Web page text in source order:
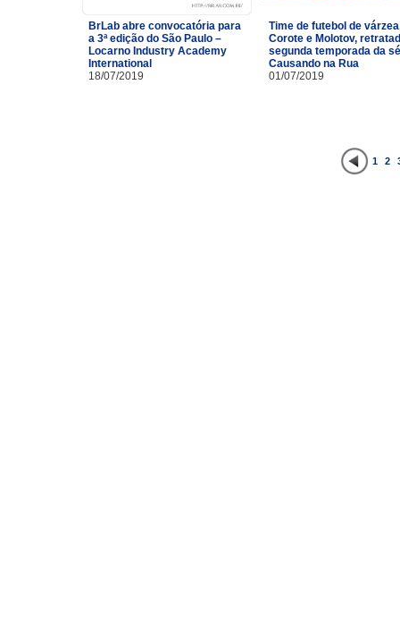
BrLab abre convocatória para
a 3ª edição do São Paulo –
Locarno Industry Academy
International
18/07/2019
Time de futebol de
Corote e Molotov,
segunda temporada da
Causando na Rua
01/07/2019
1 2